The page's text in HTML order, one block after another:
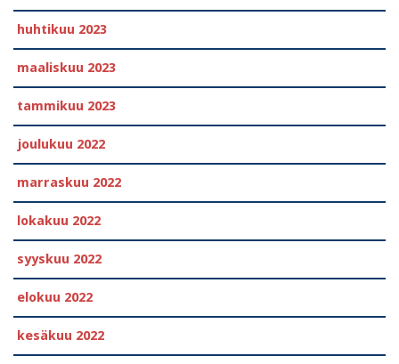
huhtikuu 2023
maaliskuu 2023
tammikuu 2023
joulukuu 2022
marraskuu 2022
lokakuu 2022
syyskuu 2022
elokuu 2022
kesäkuu 2022